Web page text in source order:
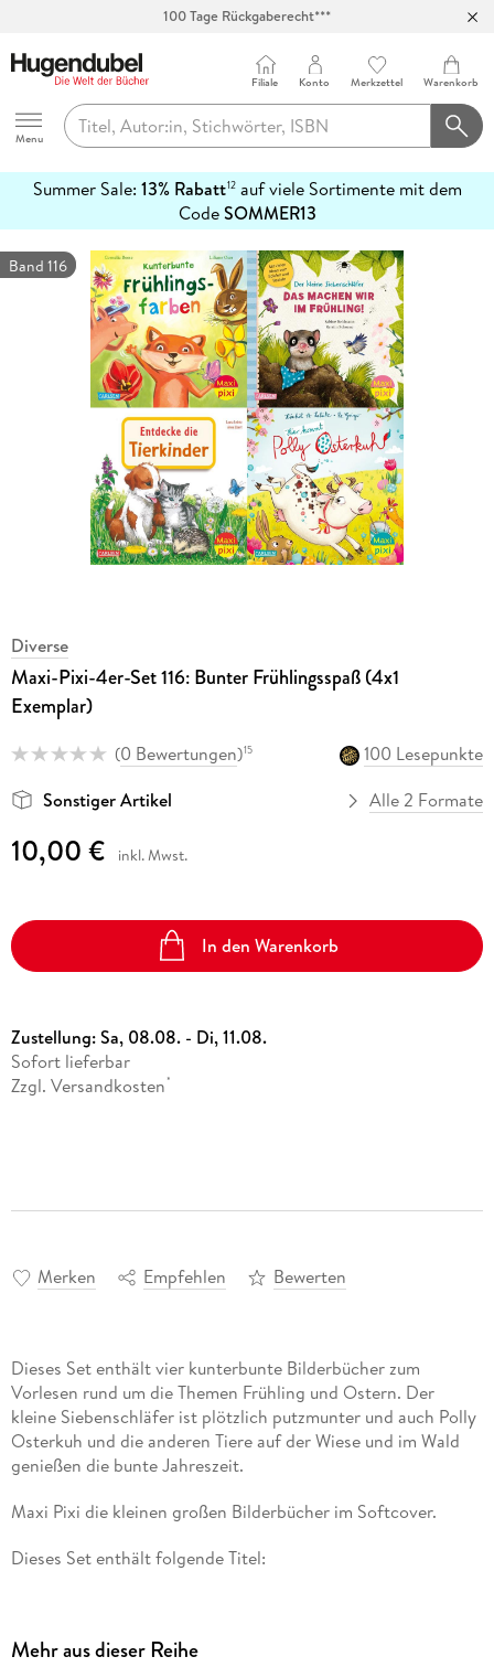
100 Tage Rückgaberecht***
Hugendubel
Menu
Filiale Konto Merkzettel Warenkorb
Summer Sale: 13% Rabatt12auf viele Sortimente mit dem
CodeSOMMER13
erfahren
Band 116
Diverse
Maxi-Pixi-4er-Set 116: Bunter Frühlingsspaß (4x1
Exemplar)
(0 Bewertungen)15
100 Lesepunkte
Sonstiger Artikel
Alle 2 Formate
10,00 € inkl. Mwst.
In den Warenkorb
Zustellung:Sa, 08.08. - Di, 11.08.
Sofort lieferbar
Zzgl. Versandkosten *
Merken Empfehlen Bewerten
Dieses Set enthält vier kunterbunte Bilderbücher zum
Vorlesen rund um die Themen Frühling und Ostern. Der
kleine Siebenschläfer ist plötzlich putzmunter und auch Polly
Osterkuh und die anderen Tiere auf der Wiese und im Wald
genießen die bunte Jahreszeit.
Maxi Pixi die kleinen großen Bilderbücher im Softcover.
Dieses Set enthält folgende Titel:
Maxi Pixi 462: Der kleine Siebenschläfer: Das machen wir im
Mehr aus dieser Reihe